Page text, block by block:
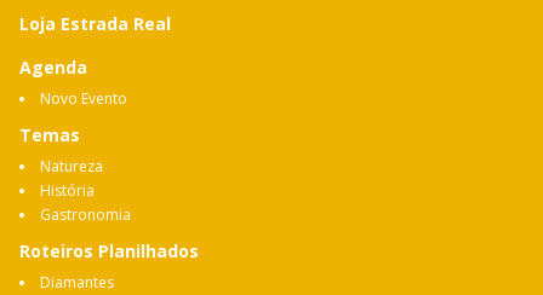
Loja Estrada Real
Agenda
Novo Evento
Temas
Natureza
História
Gastronomia
Roteiros Planilhados
Diamantes